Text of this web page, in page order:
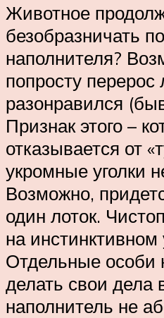
Животное
безобразничать
наполнителя?
попросту
разонравился
Признак этого –
отказывается от
укромные уголки
Возможно,
один лоток.
на инстинктивном
Отдельные особи
делать свои дела
наполнитель не